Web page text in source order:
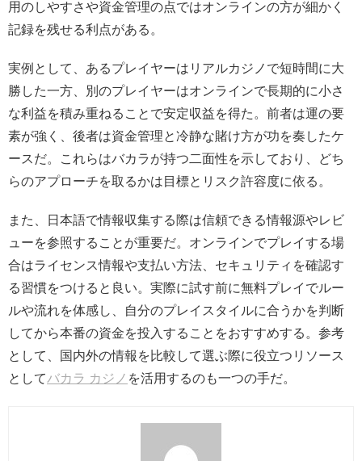
用のしやすさや資金管理の点ではオンラインの方が細かく
記録を残せる利点がある。
実例として、あるプレイヤーはリアルカジノで短時間に大
勝した一方、別のプレイヤーはオンラインで長期的に小さ
な利益を積み重ねることで安定収益を得た。前者は運の要
素が強く、後者は資金管理と冷静な賭け方が功を奏したケ
ースだ。これらはバカラが持つ二面性を示しており、どち
らのアプローチを取るかは目標とリスク許容度に依る。
また、日本語で情報収集する際は信頼できる情報源やレビ
ューを参照することが重要だ。オンラインでプレイする場
合はライセンス情報や支払い方法、セキュリティを確認す
る習慣をつけると良い。実際に試す前に無料プレイでルー
ルや流れを体感し、自分のプレイスタイルに合うかを判断
してから本番の資金を投入することをおすすめする。参考
として、国内外の情報を比較して選ぶ際に役立つリソース
としてバカラ カジノ を活用するのも一つの手だ。